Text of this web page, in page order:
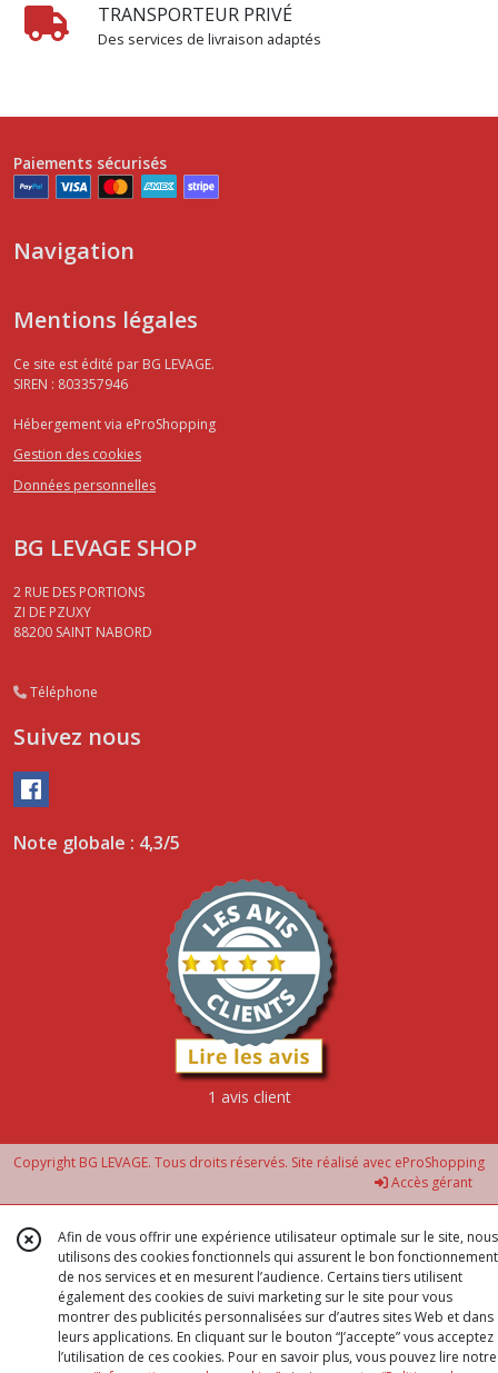
TRANSPORTEUR PRIVÉ
Des services de livraison adaptés
Paiements sécurisés
Navigation
Mentions légales
Ce site est édité par BG LEVAGE.
SIREN : 803357946
Hébergement via eProShopping
Gestion des cookies
Données personnelles
BG LEVAGE SHOP
2 RUE DES PORTIONS
ZI DE PZUXY
88200 SAINT NABORD
Téléphone
Suivez nous
Note globale : 4,3/5
1 avis client
Copyright BG LEVAGE. Tous droits réservés. Site réalisé avec eProShopping
Accès gérant
Afin de vous offrir une expérience utilisateur optimale sur le site, nous
utilisons des cookies fonctionnels qui assurent le bon fonctionnement
de nos services et en mesurent l’audience. Certains tiers utilisent
également des cookies de suivi marketing sur le site pour vous
montrer des publicités personnalisées sur d’autres sites Web et dans
leurs applications. En cliquant sur le bouton “J’accepte” vous acceptez
l’utilisation de ces cookies. Pour en savoir plus, vous pouvez lire notre